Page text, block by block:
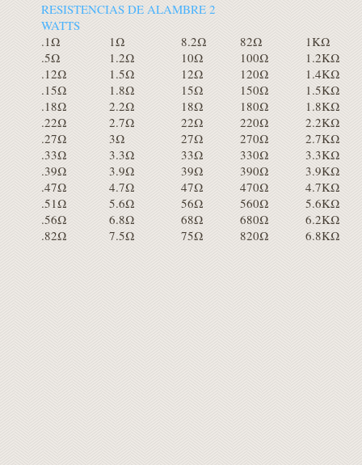
RESISTENCIAS DE ALAMBRE 2
WATTS
.1Ω 1Ω 8.2Ω 82Ω 1KΩ
.5Ω 1.2Ω 10Ω 100Ω 1.2KΩ
.12Ω 1.5Ω 12Ω 120Ω 1.4KΩ
.15Ω 1.8Ω 15Ω 150Ω 1.5KΩ
.18Ω 2.2Ω 18Ω 180Ω 1.8KΩ
.22Ω 2.7Ω 22Ω 220Ω 2.2KΩ
.27Ω 3Ω 27Ω 270Ω 2.7KΩ
.33Ω 3.3Ω 33Ω 330Ω 3.3KΩ
.39Ω 3.9Ω 39Ω 390Ω 3.9KΩ
.47Ω 4.7Ω 47Ω 470Ω 4.7KΩ
.51Ω 5.6Ω 56Ω 560Ω 5.6KΩ
.56Ω 6.8Ω 68Ω 680Ω 6.2KΩ
.82Ω 7.5Ω 75Ω 820Ω 6.8KΩ